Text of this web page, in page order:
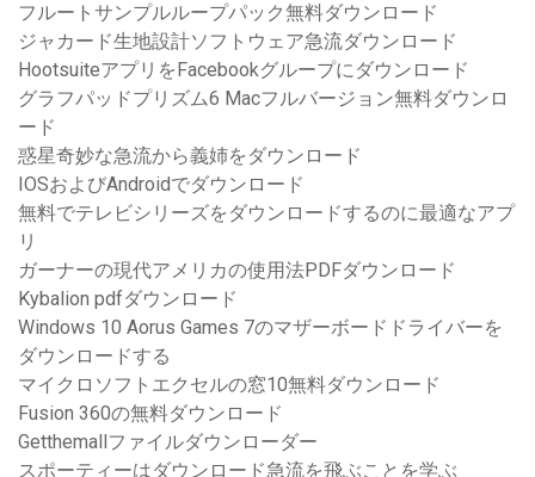
フルートサンプルループパック無料ダウンロード
ジャカード生地設計ソフトウェア急流ダウンロード
HootsuiteアプリをFacebookグループにダウンロード
グラフパッドプリズム6 Macフルバージョン無料ダウンロ
ード
惑星奇妙な急流から義姉をダウンロード
IOSおよびAndroidでダウンロード
無料でテレビシリーズをダウンロードするのに最適なアプ
リ
ガーナーの現代アメリカの使用法PDFダウンロード
Kybalion pdfダウンロード
Windows 10 Aorus Games 7のマザーボードドライバーを
ダウンロードする
マイクロソフトエクセルの窓10無料ダウンロード
Fusion 360の無料ダウンロード
Getthemallファイルダウンローダー
スポーティーはダウンロード急流を飛ぶことを学ぶ